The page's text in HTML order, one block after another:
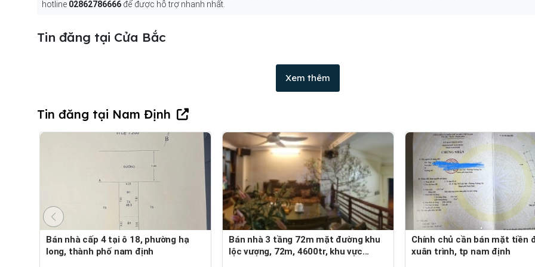
hotline 02862786666 để được hỗ trợ nhanh nhất.
Tin đăng tại Cửa Bắc
Xem thêm
Tin đăng tại Nam Định
Bán nhà cấp 4 tại ô 18, phường hạ
long, thành phố nam định
Bán nhà 3 tầng 72m mặt đường khu
lộc vượng, 72m, 4600tr, khu vực...
Chính chủ cần bán mặt tiền đường
xuân trình, tp nam định